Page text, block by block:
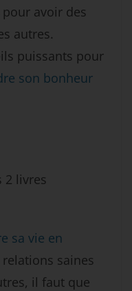
pour avoir des
autres.
puissants pour
son bonheur
2 livres
sa vie en
saines
il faut que